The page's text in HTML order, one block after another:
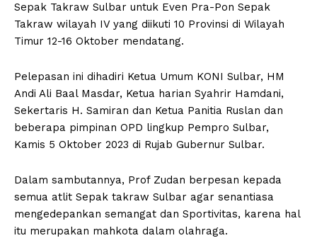
Sepak Takraw Sulbar untuk Even Pra-Pon Sepak
Takraw wilayah IV yang diikuti 10 Provinsi di Wilayah
Timur 12-16 Oktober mendatang.
Pelepasan ini dihadiri Ketua Umum KONI Sulbar, HM
Andi Ali Baal Masdar, Ketua harian Syahrir Hamdani,
Sekertaris H. Samiran dan Ketua Panitia Ruslan dan
beberapa pimpinan OPD lingkup Pempro Sulbar,
Kamis 5 Oktober 2023 di Rujab Gubernur Sulbar.
Dalam sambutannya, Prof Zudan berpesan kepada
semua atlit Sepak takraw Sulbar agar senantiasa
mengedepankan semangat dan Sportivitas, karena hal
itu merupakan mahkota dalam olahraga.